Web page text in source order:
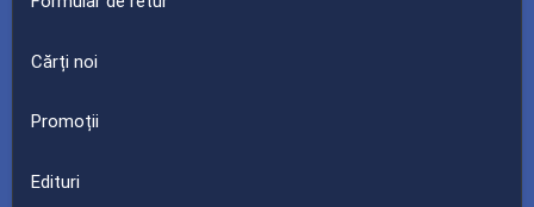
Cărți noi
Promoții
Edituri